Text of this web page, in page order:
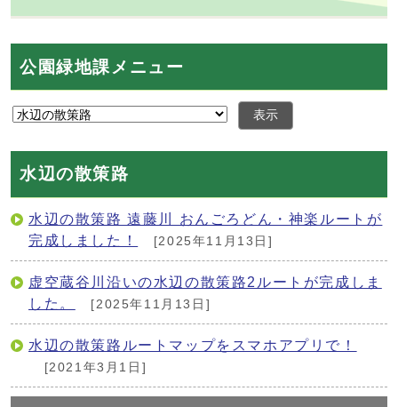
公園緑地課メニュー
表示
水辺の散策路
水辺の散策路 遠藤川 おんごろどん・神楽ルートが
完成しました！
[2025年11月13日]
虚空蔵谷川沿いの水辺の散策路2ルートが完成しま
した。
[2025年11月13日]
水辺の散策路ルートマップをスマホアプリで！
[2021年3月1日]